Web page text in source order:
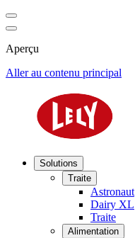
Aperçu
Aller au contenu principal
Solutions
Traite
Astronaut
Dairy XL
Traite
Alimentation